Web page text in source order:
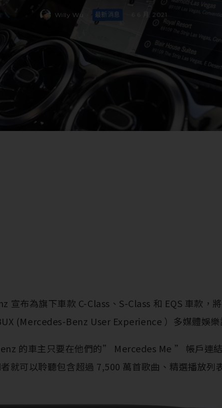
Willy Wu 最新消息 6 6 月, 2021
宣布為旗下車款 C-Class、S-Class 和 EQS 車款，
(Mercedes-Benz User Experience ）多媒體娛樂
的車主只要在他們的” Mercedes Me ” 帳戶連
就可以聆聽包含超過 7,500 萬首歌曲、精選播放列